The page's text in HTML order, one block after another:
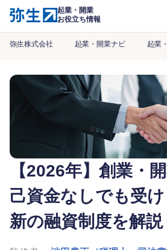
起業・開業
お役立ち情報
弥生株式会社 起業・開業ナビ 起業
【2026年】創業・
己資金なしでも受
新の融資制度を解説